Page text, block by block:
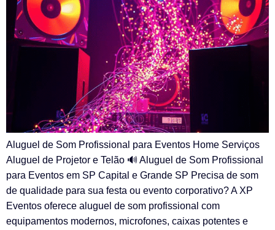
Aluguel de Som Profissional para Eventos Home Serviços
Aluguel de Projetor e Telão 🔊 Aluguel de Som Profissional
para Eventos em SP Capital e Grande SP Precisa de som
de qualidade para sua festa ou evento corporativo? A XP
Eventos oferece aluguel de som profissional com
equipamentos modernos, microfones, caixas potentes e